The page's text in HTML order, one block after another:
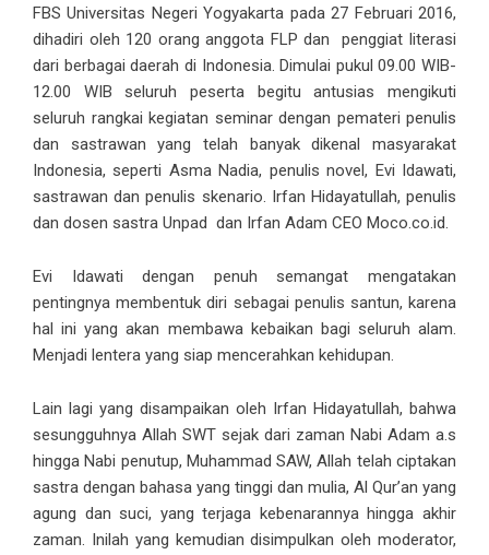
FBS Universitas Negeri Yogyakarta pada 27 Februari 2016,
dihadiri oleh 120 orang anggota FLP dan penggiat literasi
dari berbagai daerah di Indonesia. Dimulai pukul 09.00 WIB-
12.00 WIB seluruh peserta begitu antusias mengikuti
seluruh rangkai kegiatan seminar dengan pemateri penulis
dan sastrawan yang telah banyak dikenal masyarakat
Indonesia, seperti Asma Nadia, penulis novel, Evi Idawati,
sastrawan dan penulis skenario. Irfan Hidayatullah, penulis
dan dosen sastra Unpad dan Irfan Adam CEO Moco.co.id.
Evi Idawati dengan penuh semangat mengatakan
pentingnya membentuk diri sebagai penulis santun, karena
hal ini yang akan membawa kebaikan bagi seluruh alam.
Menjadi lentera yang siap mencerahkan kehidupan.
Lain lagi yang disampaikan oleh Irfan Hidayatullah, bahwa
sesungguhnya Allah SWT sejak dari zaman Nabi Adam a.s
hingga Nabi penutup, Muhammad SAW, Allah telah ciptakan
sastra dengan bahasa yang tinggi dan mulia, Al Qur’an yang
agung dan suci, yang terjaga kebenarannya hingga akhir
zaman. Inilah yang kemudian disimpulkan oleh moderator,